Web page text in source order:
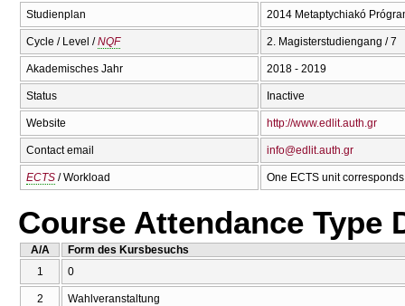
Studienplan 2014 Metaptychiakó
Cycle / Level /NQF 2. Magisterstudiengang / 7
Akademisches Jahr 2018 - 2019
Status Inactive
Website http://www.edlit.auth.gr
Contact email info@edlit.auth.gr
ECTS / Workload One ECTS unit
Course Attendance Type
A/A
Form des Kursbesuchs
1
0
2 Wahlveranstaltung